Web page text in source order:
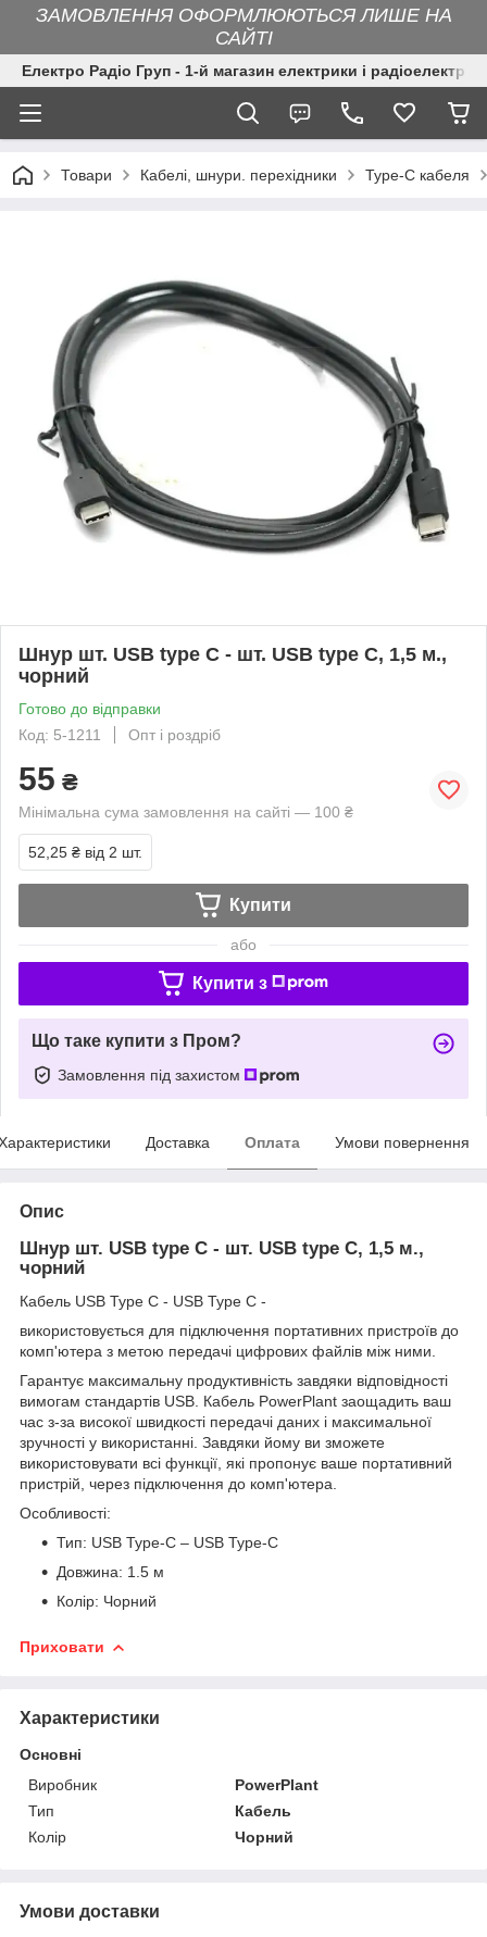
ЗАМОВЛЕННЯ ОФОРМЛЮЮТЬСЯ ЛИШЕ НА
САЙТІ
Електро Радіо Груп - 1-й магазин електрики і
Товари Кабелі, шнури. перехідники Type-C кабеля
Шнур шт. USB type C - шт. USB type C, 1,5 м.,
чорний
Готово до відправки
Код: 5-1211
Опт і роздріб
55 ₴
Мінімальна сума замовлення на сайті — 100 ₴
52,25 ₴ від 2 шт.
Купити
або
Купити з
Що таке купити з Пром?
Замовлення під захистом
Доставка Оплата Умови повернення
Опис
Шнур шт. USB type C - шт. USB type C, 1,5 м.,
чорний
Кабель USB Type C - USB Type C -
використовується для підключення портативних пристроїв до
комп'ютера з метою передачі цифрових файлів між ними.
Гарантує максимальну продуктивність завдяки відповідності
вимогам стандартів USB. Кабель PowerPlant заощадить ваш
час з-за високої швидкості передачі даних і максимальної
зручності у використанні. Завдяки йому ви зможете
використовувати всі функції, які пропонує ваше портативний
пристрій, через підключення до комп'ютера.
Особливості:
Тип: USB Type-C – USB Type-C
Довжина: 1.5 м
Колір: Чорний
Приховати
Характеристики
Основні
Виробник
PowerPlant
Тип
Кабель
Колір
Чорний
Умови доставки